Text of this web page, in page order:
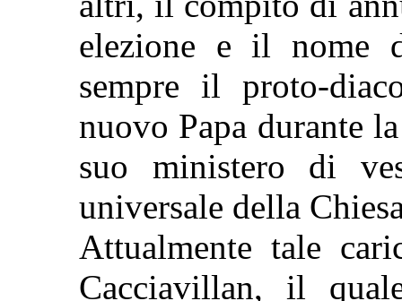
elezione e il nome
sempre il proto-
nuovo Papa durante
suo ministero di
universale della
Attualmente tale
Cacciavillan, il